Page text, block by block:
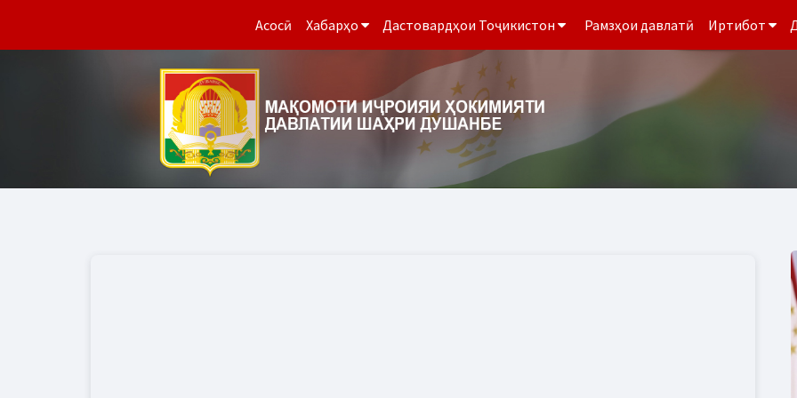
Асосӣ Хабарҳо Дастовардҳои Тоҷикистон Рамзҳои давлатӣ Иртибот